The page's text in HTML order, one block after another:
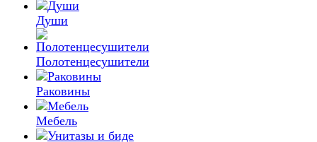
Души
Полотенцесушители
Раковины
Мебель